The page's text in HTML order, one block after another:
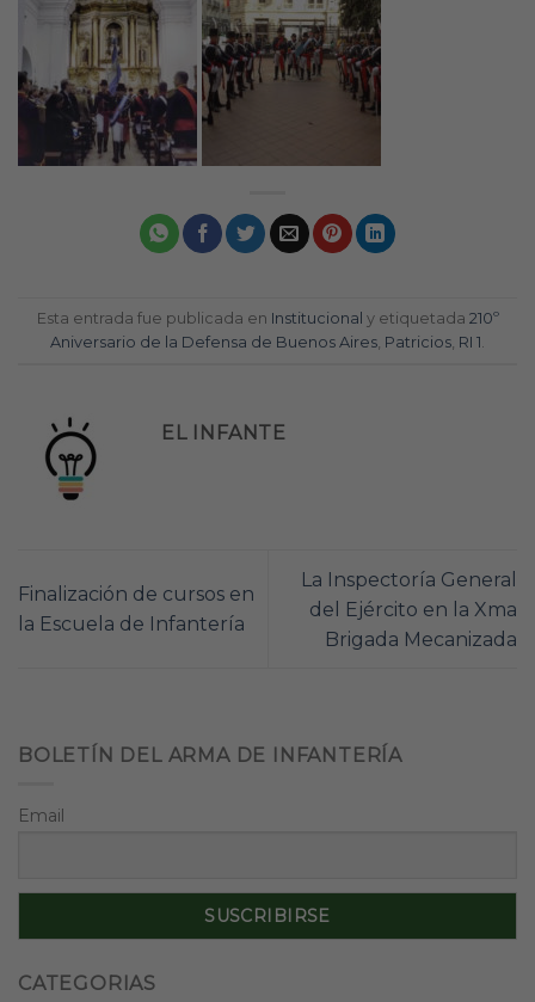
Esta entrada fue publicada en Institucional y etiquetada 210º
Aniversario de la Defensa de Buenos Aires Patricios RI 1
EL INFANTE
Finalización de cursos en
la Escuela de Infantería
La Inspectoría General
del Ejército en la Xma
Brigada Mecanizada
BOLETÍN DEL ARMA DE INFANTERÍA
Email
CATEGORIAS